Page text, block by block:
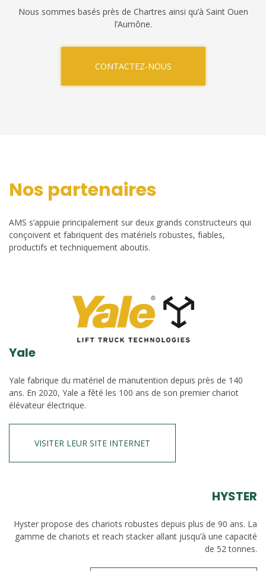
Nous sommes basés près de Chartres ainsi qu’à Saint Ouen
l’Aumône.
CONTACTEZ-NOUS
Nos partenaires
AMS s’appuie principalement sur deux grands constructeurs qui
conçoivent et fabriquent des matériels robustes, fiables,
productifs et techniquement aboutis.
Yale
Yale fabrique du matériel de manutention depuis près de 140
ans. En 2020, Yale a fêté les 100 ans de son premier chariot
élévateur électrique.
VISITER LEUR SITE INTERNET
HYSTER
Hyster propose des chariots robustes depuis plus de 90 ans. La
gamme de chariots et reach stacker allant jusqu’à une capacité
de 52 tonnes.